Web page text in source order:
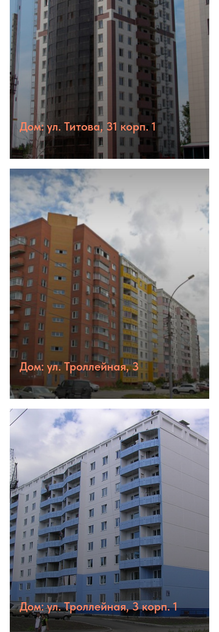
Дом: ул. Титова, 31 корп. 1
Дом: ул. Троллейная, 3
Дом: ул. Троллейная, 3 корп. 1